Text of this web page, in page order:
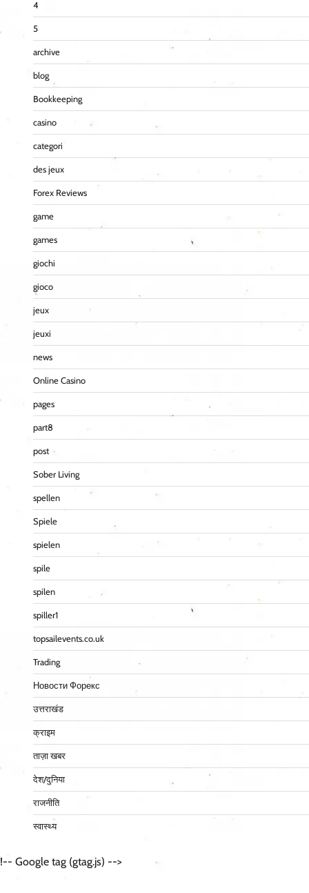
4
5
archive
blog
Bookkeeping
casino
categori
des jeux
Forex Reviews
game
games
giochi
gioco
jeux
jeuxi
news
Online Casino
pages
part8
post
Sober Living
spellen
Spiele
spielen
spile
spilen
spiller1
topsailevents.co.uk
Trading
Новости Форекс
उत्तराखंड
क्राइम
ताज़ा खबर
देश/दुनिया
राजनीति
स्वास्थ्य
!-- Google tag (gtag.js) -->